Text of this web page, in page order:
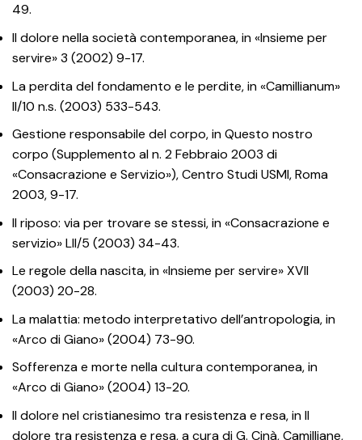
49.
Il dolore nella società contemporanea, in «Insieme per
servire» 3 (2002) 9-17.
La perdita del fondamento e le perdite, in «Camillianum»
II/10 n.s. (2003) 533-543.
Gestione responsabile del corpo, in Questo nostro
corpo (Supplemento al n. 2 Febbraio 2003 di
«Consacrazione e Servizio»), Centro Studi USMI, Roma
2003, 9-17.
Il riposo: via per trovare se stessi, in «Consacrazione e
servizio» LII/5 (2003) 34-43.
Le regole della nascita, in «Insieme per servire» XVII
(2003) 20-28.
La malattia: metodo interpretativo dell’antropologia, in
«Arco di Giano» (2004) 73-90.
Sofferenza e morte nella cultura contemporanea, in
«Arco di Giano» (2004) 13-20.
Il dolore nel cristianesimo tra resistenza e resa, in Il
dolore tra resistenza e resa, a cura di G. Cinà, Camilliane,